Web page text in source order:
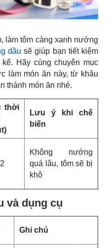
làm tôm càng xanh nướng
dầu sẽ giúp bạn tiết kiệm
Hãy cùng chuyên mục
làm món ăn này, từ khâu
thành món ăn nhé.
thời
Lưu ý khi chế
biến
Không nướng
quá lâu, tôm sẽ bị
khô
và dụng cụ
Ghi chú